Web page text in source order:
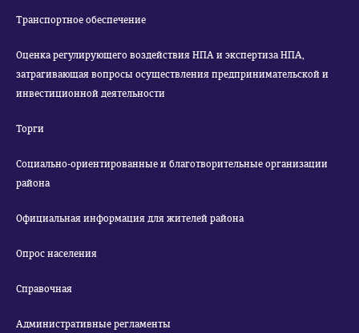
Транспортное обеспечение
Оценка регулирующего воздействия НПА и экспертиза НПА,
затрагивающая вопросы осуществления предпринимательской и
инвестиционной деятельности
Торги
Социально-ориентированные и благотворительные организации
района
Официальная информация для жителей района
Опрос населения
Справочная
Административные регламенты